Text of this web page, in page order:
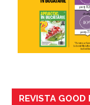
REVISTA GOOD